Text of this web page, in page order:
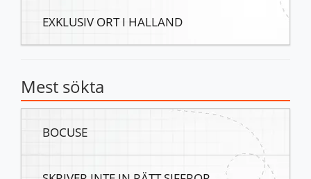
EXKLUSIV ORT I HALLAND
Mest sökta
BOCUSE